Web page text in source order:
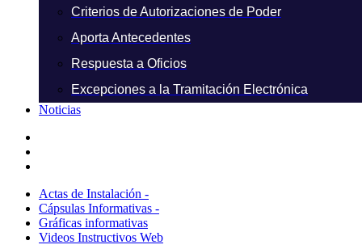
Criterios de Autorizaciones de Poder
Aporta Antecedentes
Respuesta a Oficios
Excepciones a la Tramitación Electrónica
Noticias
Actas de Instalación -
Cápsulas Informativas -
Gráficas informativas
Videos Instructivos Web